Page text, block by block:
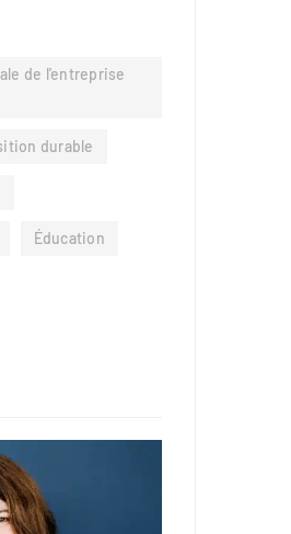
de l'entreprise
durable
Éducation